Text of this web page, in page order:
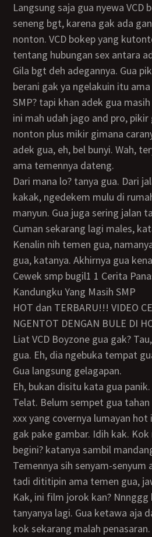
Langsung saja gua nyewa VCD
seneng bgt, karena gak ada
nonton. VCD bokep yang
tentang hubungan sex antara
Gila bgt deh adegannya. Gua pikir kok bisa ya. Eh, gua
berani gak ya ngelakuin itu
SMP? tapi khan adek gua
ini mah udah jago and pro,
nonton plus mikir gimana
adek gua, eh, bel bunyi. Wah,
ama temennya dateng.
Dari mana lo? tanya gua. Dari jalan donk. Emang kaya
kakak, ngedekem mulu di
manyun. Gua juga sering jalan
Cuman sekarang lagi males,
Kenalin nih temen gua,
gua, katanya. Akhirnya gua
cewek smp bugil1 1 Cerita Panas Ngentot Adik
Kandungku Yang Masih SMP
HOT dan TERBARU!!! VIDEO CEWEK BISPAK SMP
NGENTOT DENGAN BULE DI
liat VCD Boyzone gua gak? Tau, cari aja di laci, kata
gua. Eh, dia ngebuka tempat
Gua langsung gelagapan.
Eh, bukan disitu kata gua panik. Kali aja ada, katanya.
Telat. Belum sempet gua
xxx yang covernya lumayan hot
gak pake gambar. Idih kak.
begini? katanya sambil
Temennya sih senyam-senyum
tadi dititipin ama temen gua,
Kak, ini film jorok kan? Nnnggg kaya apa sih?
tanyanya lagi. Gua ketawa aja
kok sekarang malah penasaran.